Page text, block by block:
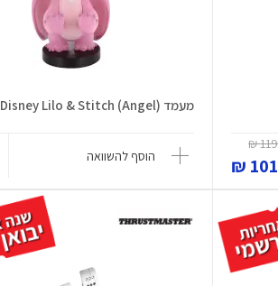
119 ₪
101 ₪
מעמד Disney Lilo & Stitch (Angel)
הוסף להשוואה